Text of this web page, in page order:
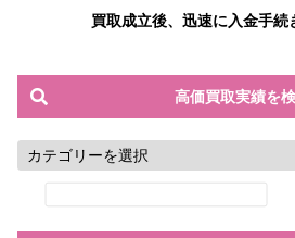
買取成立後、迅速に入金手続
高価買取実績を